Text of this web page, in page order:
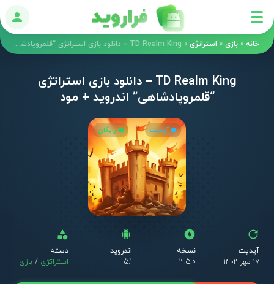
ورود
خانه » بازی » استراتژی » TD Realm King – دانلود بازی استراتژی “قلمروپادشاهی” اندروید + مود
TD Realm King – دانلود بازی استراتژی
“قلمروپادشاهی” اندروید + مود
آپدیت رایگان
آپدیت
۱۷ مهر ۱۴۰۲
نسخه
3.5.0
اندروید
5.1
دسته
استراتژی / بازی